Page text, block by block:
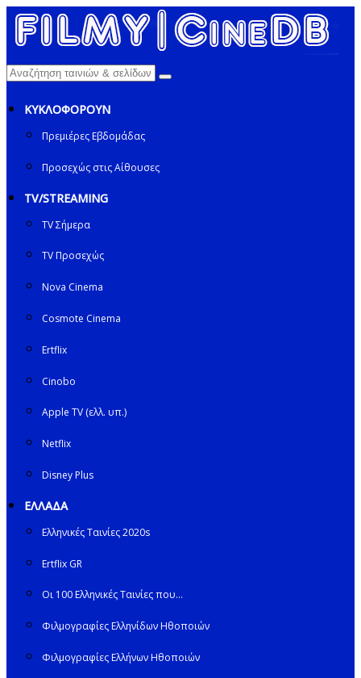
ΚΥΚΛΟΦΟΡΟΥΝ
Πρεμιέρες Εβδομάδας
Προσεχώς στις Αίθουσες
TV/STREAMING
TV Σήμερα
TV Προσεχώς
Nova Cinema
Cosmote Cinema
Ertflix
Cinobo
Apple TV (ελλ. υπ.)
Netflix
Disney Plus
ΕΛΛΑΔΑ
Ελληνικές Ταινίες 2020s
Ertflix GR
Οι 100 Ελληνικές Ταινίες που…
Φιλμογραφίες Ελληνίδων Ηθοποιών
Φιλμογραφίες Ελλήνων Ηθοποιών